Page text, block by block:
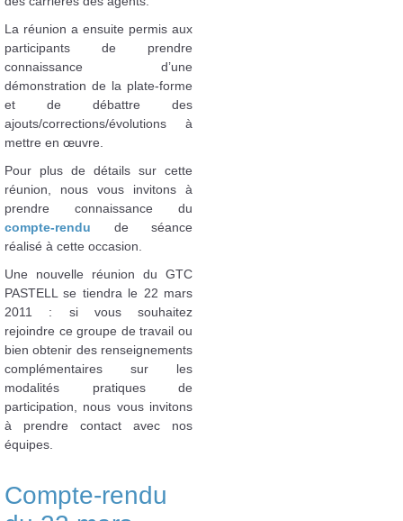
La réunion a ensuite permis aux
participants de prendre
connaissance d’une
démonstration de la plate-forme
et de débattre des
ajouts/corrections/évolutions à
mettre en œuvre.
Pour plus de détails sur cette
réunion, nous vous invitons à
prendre connaissance du
compte-rendu de séance
réalisé à cette occasion.
Une nouvelle réunion du GTC
PASTELL se tiendra le 22 mars
2011 : si vous souhaitez
rejoindre ce groupe de travail ou
bien obtenir des renseignements
complémentaires sur les
modalités pratiques de
participation, nous vous invitons
à prendre contact avec nos
équipes.
Compte-rendu